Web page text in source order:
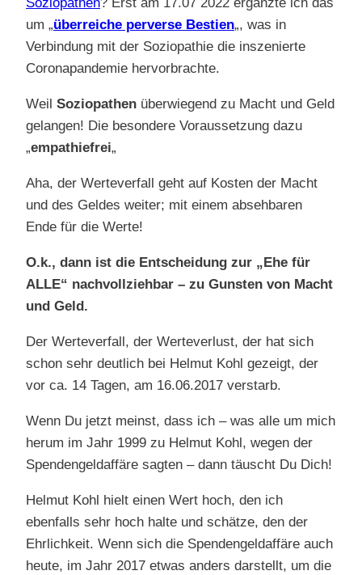
um „überreiche perverse Bestien„, was in
Verbindung mit der Soziopathie die inszenierte
Coronapandemie hervorbrachte.
Weil Soziopathen überwiegend zu Macht und Geld
gelangen! Die besondere Voraussetzung dazu
„empathiefrei„
Aha, der Werteverfall geht auf Kosten der Macht
und des Geldes weiter; mit einem absehbaren
Ende für die Werte!
O.k., dann ist die Entscheidung zur „Ehe für
ALLE“ nachvollziehbar – zu Gunsten von Macht
und Geld.
Der Werteverfall, der Werteverlust, der hat sich
schon sehr deutlich bei Helmut Kohl gezeigt, der
vor ca. 14 Tagen, am 16.06.2017 verstarb.
Wenn Du jetzt meinst, dass ich – was alle um mich
herum im Jahr 1999 zu Helmut Kohl, wegen der
Spendengeldaffäre sagten – dann täuscht Du Dich!
Helmut Kohl hielt einen Wert hoch, den ich
ebenfalls sehr hoch halte und schätze, den der
Ehrlichkeit. Wenn sich die Spendengeldaffäre auch
heute, im Jahr 2017 etwas anders darstellt, um die